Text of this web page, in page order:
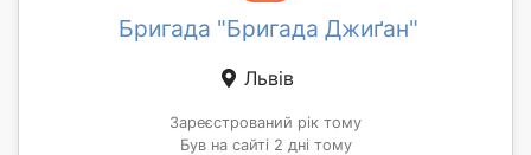
Бригада "Бригада Джиґан"
Львів
Зареєстрований рік тому
Був на сайті 2 дні тому